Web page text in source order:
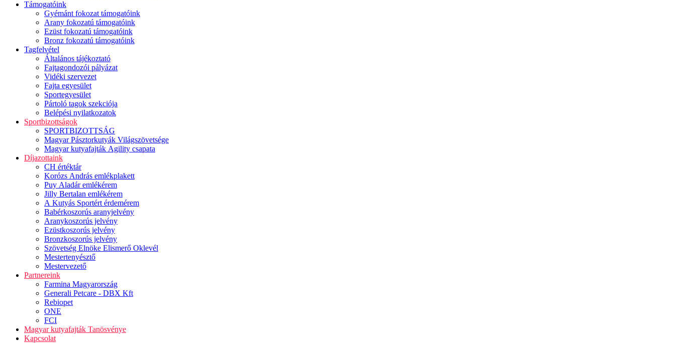
Támogatóink
Gyémánt fokozat támogatóink
Arany fokozatú támogatóink
Ezüst fokozatú támogatóink
Bronz fokozatú támogatóink
Tagfelvétel
Általános tájékoztató
Fajtagondozói pályázat
Vidéki szervezet
Fajta egyesület
Sportegyesület
Pártoló tagok szekciója
Belépési nyilatkozatok
Sportbizottságok
SPORTBIZOTTSÁG
Magyar Pásztorkutyák Világszövetsége
Magyar kutyafajták Agility csapata
Díjazottaink
CH értéktár
Korózs András emlékplakett
Puy Aladár emlékérem
Jilly Bertalan emlékérem
A Kutyás Sportért érdemérem
Babérkoszorús aranyjelvény
Aranykoszorús jelvény
Ezüstkoszorús jelvény
Bronzkoszorús jelvény
Szövetség Elnöke Elismerő Oklevél
Mestertenyésztő
Mestervezető
Partnereink
Farmina Magyarország
Generali Petcare - DBX Kft
Rebiopet
ONE
FCI
Magyar kutyafajták Tanösvénye
Kapcsolat